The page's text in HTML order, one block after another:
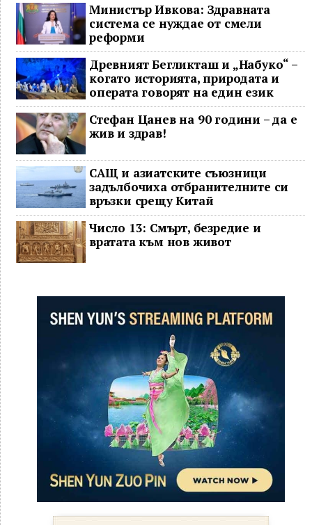
Министър Ивкова: Здравната
система се нуждае от смели
реформи
Древният Бегликташ и „Набуко“ –
когато историята, природата и
операта говорят на един език
Стефан Цанев на 90 години – да е
жив и здрав!
САЩ и азиатските съюзници
задълбочиха отбранителните си
връзки срещу Китай
Число 13: Смърт, безредие и
вратата към нов живот